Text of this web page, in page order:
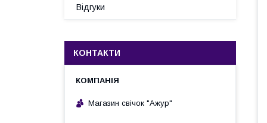
Відгуки
КОНТАКТИ
Магазин свічок "Ажур"